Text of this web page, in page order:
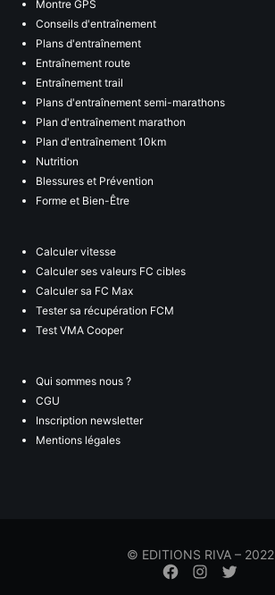
Montre GPS
Conseils d'entraînement
Plans d'entraînement
Entraînement route
Entraînement trail
Plans d'entraînement semi-marathons
Plan d'entraînement marathon
Plan d'entraînement 10km
Nutrition
Blessures et Prévention
Forme et Bien-Être
Calculer vitesse
Calculer ses valeurs FC cibles
Calculer sa FC Max
Tester sa récupération FCM
Test VMA Cooper
Qui sommes nous ?
CGU
Inscription newsletter
Mentions légales
© EDITIONS RIVA – 2022
Élément